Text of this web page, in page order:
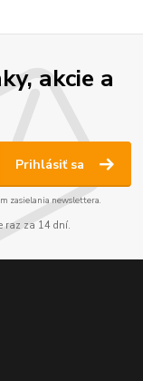
akcie a
Prihlásiť sa
zasielania newslettera.
raz za 14 dní.